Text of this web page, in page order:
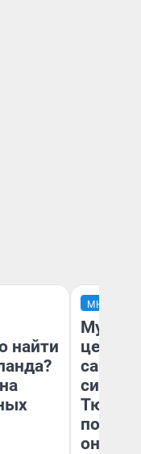
найти
МНЕНИЕ
Музей
они